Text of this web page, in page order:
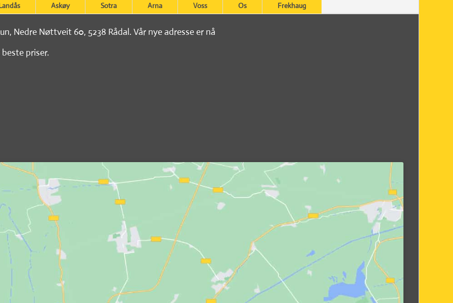
Askøy Sotra Arna Voss Os Frekhaug
Nedre Nøttveit 60, 5238 Rådal. Vår nye adresse er nå
priser.